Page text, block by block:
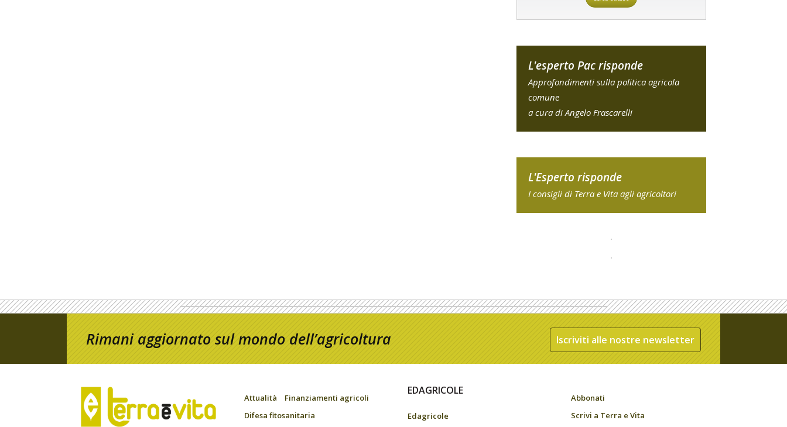
L'esperto Pac risponde
Approfondimenti sulla politica agricola
comune
a cura di Angelo Frascarelli
L'Esperto risponde
I consigli di Terra e Vita agli agricoltori
Rimani aggiornato sul mondo dell’agricoltura Iscriviti alle nostre newsletter
Attualità
Finanziamenti agricoli
Difesa fitosanitaria
EDAGRICOLE
Edagricole
Abbonati
Scrivi a Terra e Vita